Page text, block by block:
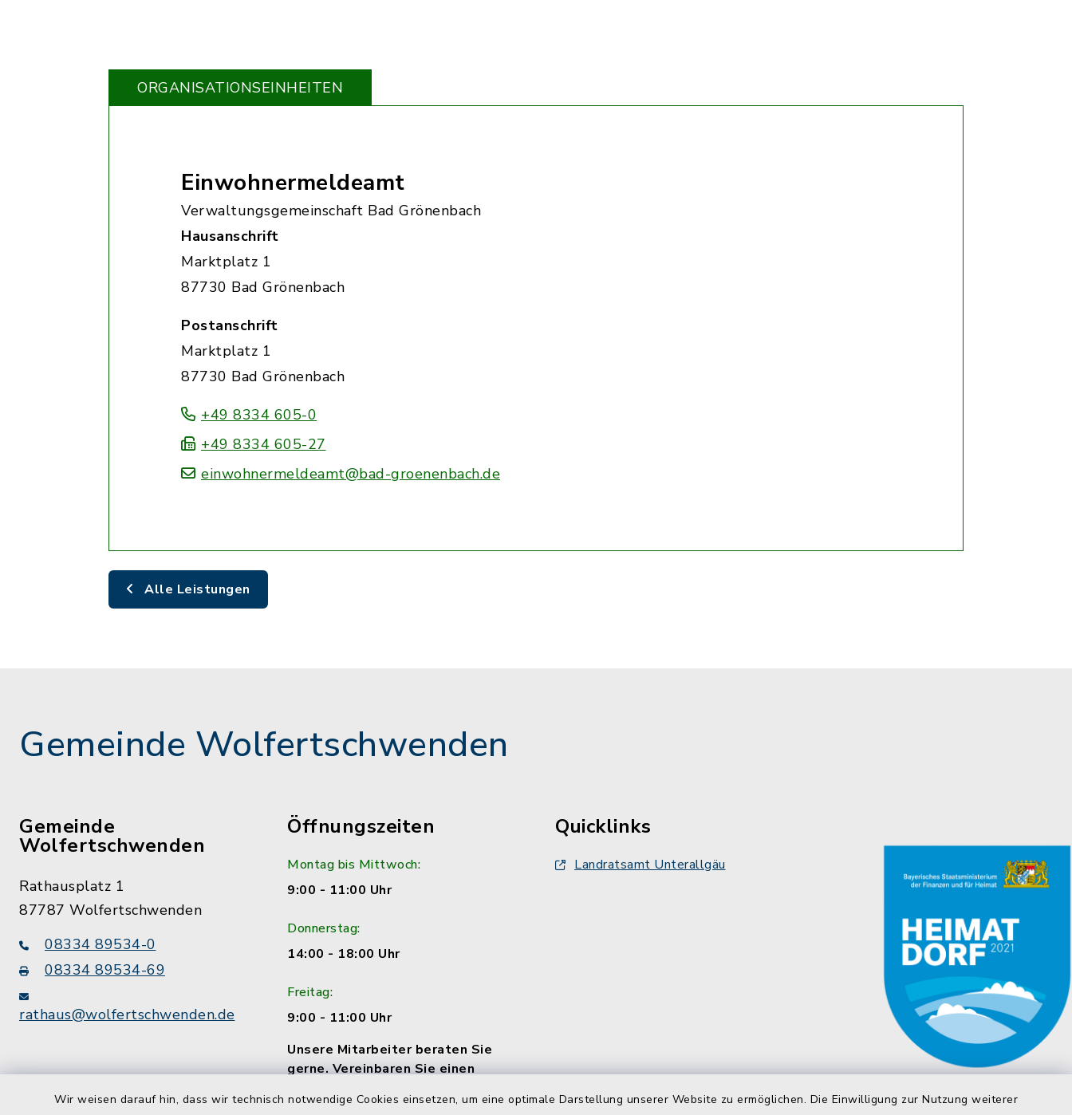
Wir weisen darauf hin, dass wir technisch notwendige Cookies einsetzen, um eine optimale Darstellung unserer Website zu ermöglichen. Die Einwilligung zur Nutzung weiterer
ORGANISATIONS­EINHEITEN
Einwohnermeldeamt
Verwaltungsgemeinschaft Bad Grönenbach
Hausanschrift
Marktplatz 1
87730 Bad Grönenbach
Postanschrift
Marktplatz 1
87730 Bad Grönenbach
+49 8334 605-0
+49 8334 605-27
einwohnermeldeamt@bad-groenenbach.de
Alle Leistungen
Gemeinde Wolfertschwenden
Gemeinde
Wolfertschwenden
Rathausplatz 1
87787 Wolfertschwenden
08334 89534-0
08334 89534-69
rathaus@wolfertschwenden.de
Öffnungszeiten
Montag bis Mittwoch:
9:00 - 11:00 Uhr
Donnerstag:
14:00 - 18:00 Uhr
Freitag:
9:00 - 11:00 Uhr
Unsere Mitarbeiter beraten Sie
gerne. Vereinbaren Sie einen
Quicklinks
Landratsamt Unterallgäu